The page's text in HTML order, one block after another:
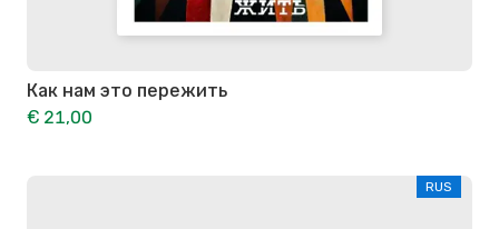
Как нам это пережить
€ 21,00
RUS